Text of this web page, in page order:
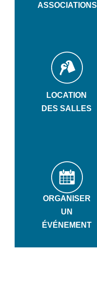
ASSOCIATIONS
LOCATION
DES SALLES
ORGANISER
UN
ÉVÉNEMENT